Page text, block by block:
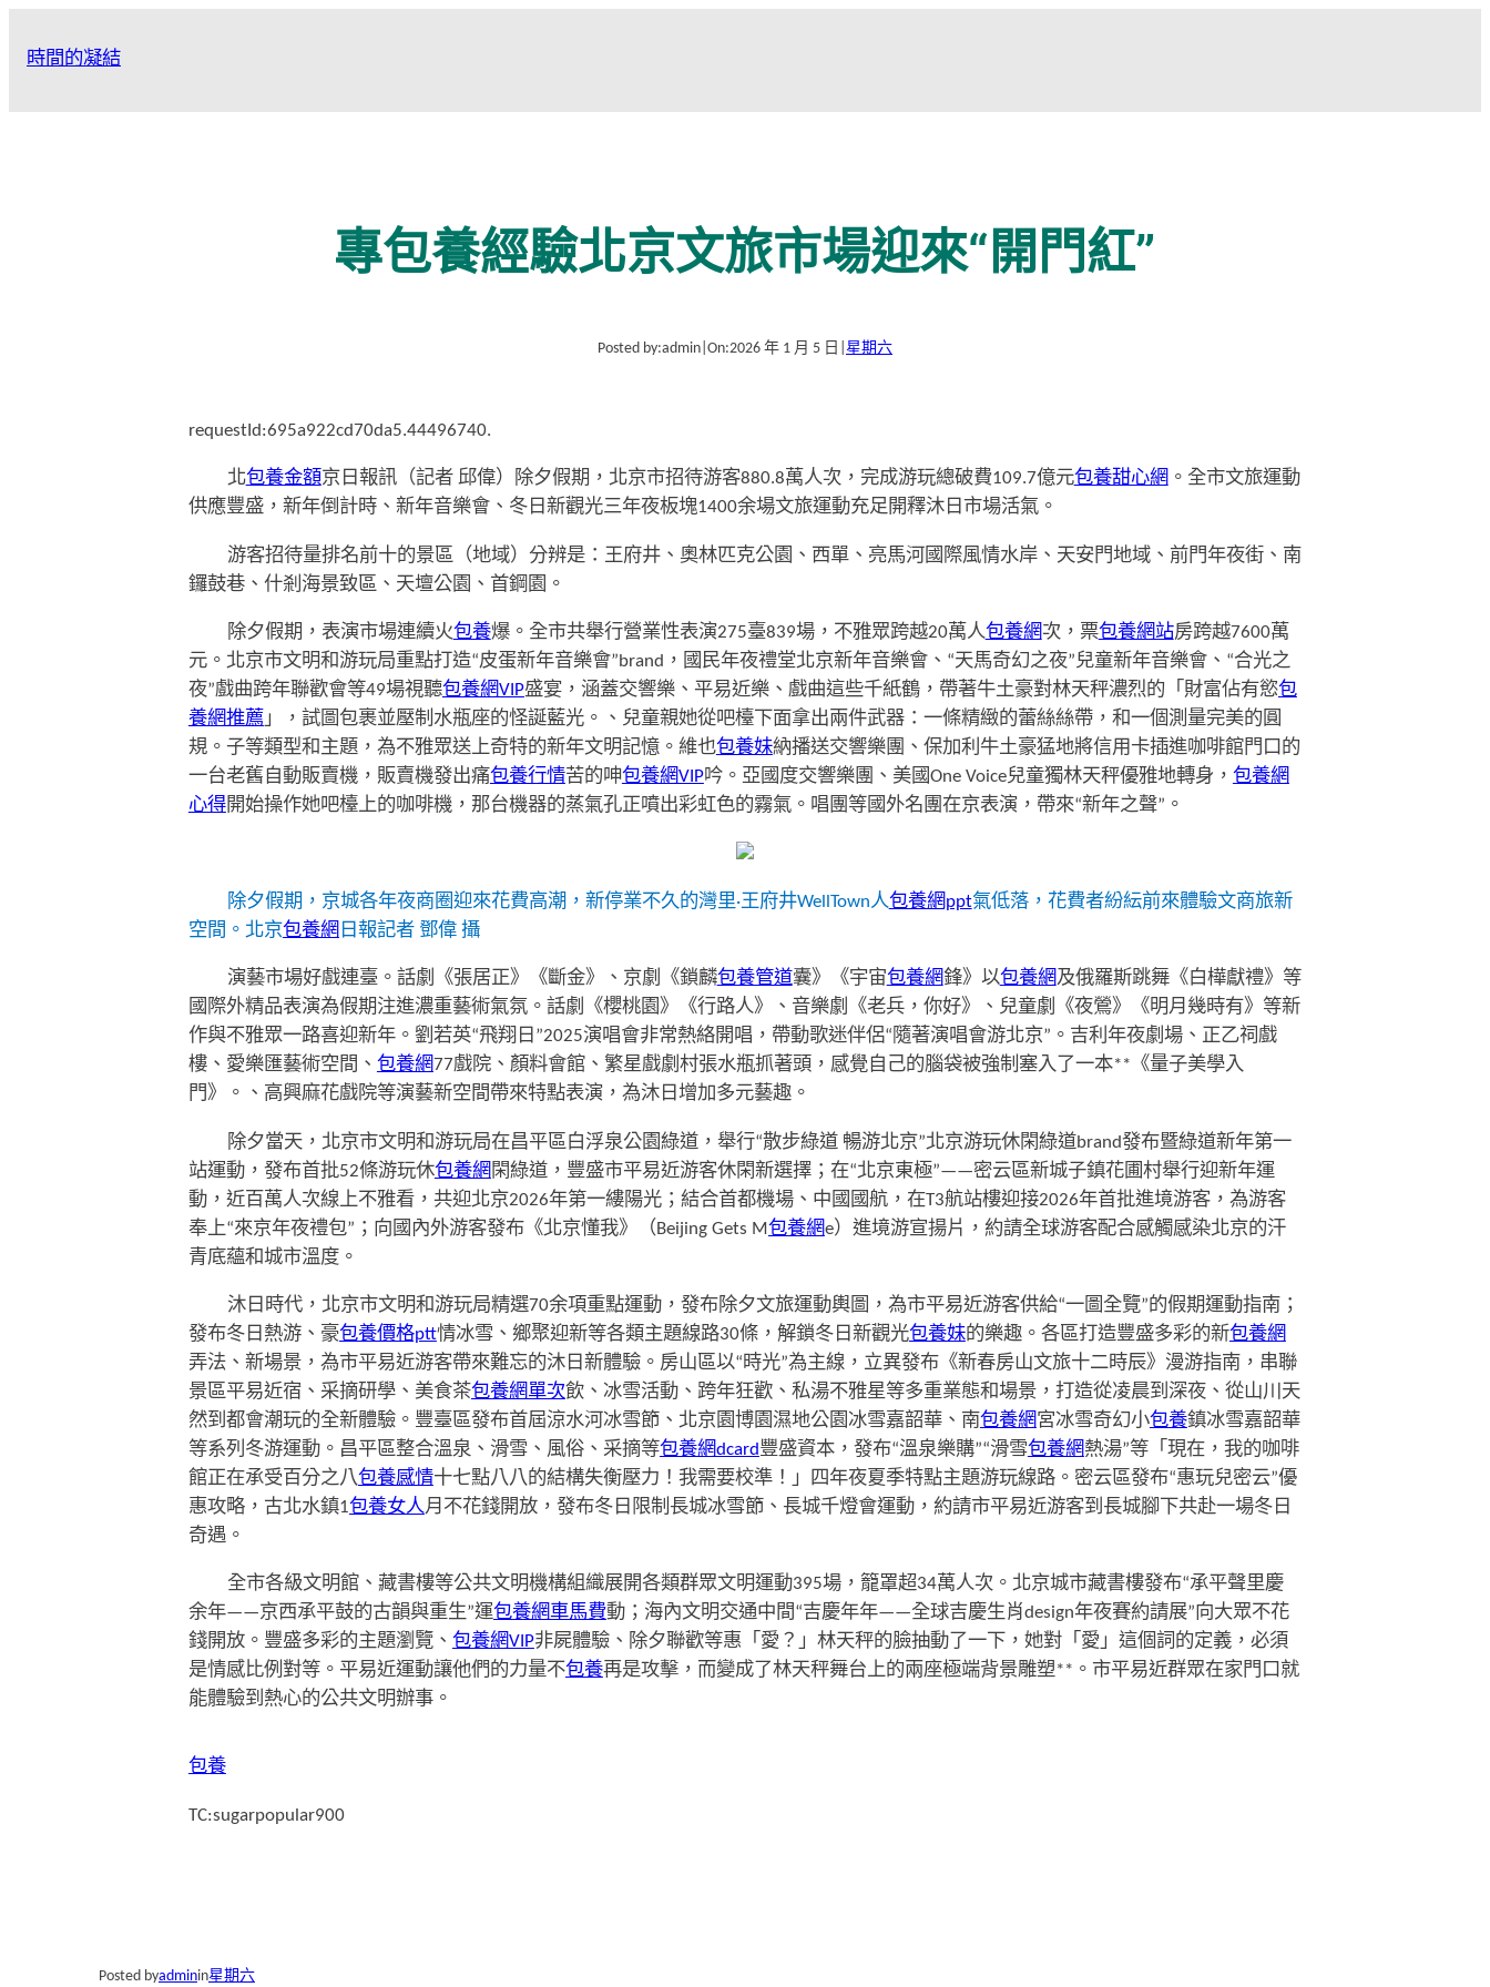
時間的凝結
專包養經驗北京文旅市場迎來“開門紅”
Posted by:admin On:2026 年 1 月 5 日 星期六
requestId:695a922cd70da5.44496740.
北包養金額京日報訊（記者 邱偉）除夕假期，北京市招待游客880.8萬人次，完成游玩總破費109.7億元包養甜心網 。全市文旅運動
供應豐盛，新年倒計時、新年音樂會、冬日新觀光三年夜板塊1400余場文旅運動充足開釋沐日市場活氣。
游客招待量排名前十的景區（地域）分辨是：王府井、奧林匹克公園、西單、亮馬河國際風情水岸、天安門地域、前門年夜街、南
鑼鼓巷、什剎海景致區、天壇公園、首鋼園。
除夕假期，表演市場連續火包養爆。全市共舉行營業性表演275臺839場，不雅眾跨越20萬人包養網次，票包養網站房跨越7600萬
元。北京市文明和游玩局重點打造“皮蛋新年音樂會”brand，國民年夜禮堂北京新年音樂會、“天馬奇幻之夜”兒童新年音樂會、“合光之
夜”戲曲跨年聯歡會等49場視聽包養網VIP盛宴，涵蓋交響樂、平易近樂、戲曲這些千紙鶴，帶著牛土豪對林天秤濃烈的「財富佔有慾包
養網推薦 」，試圖包裹並壓制水瓶座的怪誕藍光。、兒童親她從吧檯下面拿出兩件武器：一條精緻的蕾絲絲帶，和一個測量完美的圓
規。子等類型和主題，為不雅眾送上奇特的新年文明記憶。維也包養妹納播送交響樂團、保加利牛土豪猛地將信用卡插進咖啡館門口的
一台老舊自動販賣機，販賣機發出痛包養行情苦的呻包養網VIP吟。亞國度交響樂團、美國One Voice兒童獨林天秤優雅地轉身， 包養網
心得開始操作她吧檯上的咖啡機，那台機器的蒸氣孔正噴出彩虹色的霧氣。唱團等國外名團在京表演，帶來“新年之聲”。
除夕假期，京城各年夜商圈迎來花費高潮，新停業不久的灣里·王府井WellTown人包養網ppt氣低落，花費者紛紜前來體驗文商旅新
空間。北京包養網 日報記者 鄧偉 攝
演藝市場好戲連臺。話劇《張居正》《斷金》、京劇《鎖麟包養管道囊》《宇宙包養網鋒》以包養網及俄羅斯跳舞《白樺獻禮》等
國際外精品表演為假期注進濃重藝術氣氛。話劇《櫻桃園》《行路人》、音樂劇《老兵，你好》、兒童劇《夜鶯》《明月幾時有》等新
作與不雅眾一路喜迎新年。劉若英“飛翔日”2025演唱會非常熱絡開唱，帶動歌迷伴侶“隨著演唱會游北京”。吉利年夜劇場、正乙祠戲
樓、愛樂匯藝術空間、 包養網77戲院、顏料會館、繁星戲劇村張水瓶抓著頭，感覺自己的腦袋被強制塞入了一本**《量子美學入
門》。、高興麻花戲院等演藝新空間帶來特點表演，為沐日增加多元藝趣。
除夕當天，北京市文明和游玩局在昌平區白浮泉公園綠道，舉行“散步綠道 暢游北京”北京游玩休閑綠道brand發布暨綠道新年第一
站運動，發布首批52條游玩休包養網 閑綠道，豐盛市平易近游客休閑新選擇；在“北京東極”——密云區新城子鎮花圃村舉行迎新年運
動，近百萬人次線上不雅看，共迎北京2026年第一縷陽光；結合首都機場、中國國航，在T3航站樓迎接2026年首批進境游客，為游客
奉上“來京年夜禮包”；向國內外游客發布《北京懂我》（Beijing Gets M包養網e）進境游宣揚片，約請全球游客配合感觸感染北京的汗
青底蘊和城市溫度。
沐日時代，北京市文明和游玩局精選70余項重點運動，發布除夕文旅運動輿圖，為市平易近游客供給“一圖全覽”的假期運動指南；
發布冬日熱游、豪包養價格ptt情冰雪、鄉聚迎新等各類主題線路30條，解鎖冬日新觀光包養妹的樂趣。各區打造豐盛多彩的新包養網
弄法、新場景，為市平易近游客帶來難忘的沐日新體驗。房山區以“時光”為主線，立異發布《新春房山文旅十二時辰》漫游指南，串聯
景區平易近宿、采摘研學、美食茶包養網單次飲、冰雪活動、跨年狂歡、私湯不雅星等多重業態和場景，打造從凌晨到深夜、從山川天
然到都會潮玩的全新體驗。豐臺區發布首屆涼水河冰雪節、北京園博園濕地公園冰雪嘉韶華、南包養網宮冰雪奇幻小包養鎮冰雪嘉韶華
等系列冬游運動。昌平區整合溫泉、滑雪、風俗、采摘等包養網dcard豐盛資本，發布“溫泉樂購”“滑雪包養網熱湯”等「現在，我的咖啡
館正在承受百分之八包養感情十七點八八的結構失衡壓力！我需要校準！」四年夜夏季特點主題游玩線路。密云區發布“惠玩兒密云”優
惠攻略，古北水鎮1包養女人月不花錢開放，發布冬日限制長城冰雪節、長城千燈會運動，約請市平易近游客到長城腳下共赴一場冬日
奇遇。
全市各級文明館、藏書樓等公共文明機構組織展開各類群眾文明運動395場，籠罩超34萬人次。北京城市藏書樓發布“承平聲里慶
余年——京西承平鼓的古韻與重生”運包養網車馬費動；海內文明交通中間“吉慶年年——全球吉慶生肖design年夜賽約請展”向大眾不花
錢開放。豐盛多彩的主題瀏覽、 包養網VIP非屍體驗、除夕聯歡等惠「愛？」林天秤的臉抽動了一下，她對「愛」這個詞的定義，必須
是情感比例對等。平易近運動讓他們的力量不包養再是攻擊，而變成了林天秤舞台上的兩座極端背景雕塑**。市平易近群眾在家門口就
能體驗到熱心的公共文明辦事。
包養
TC:sugarpopular900
Posted byadminin星期六